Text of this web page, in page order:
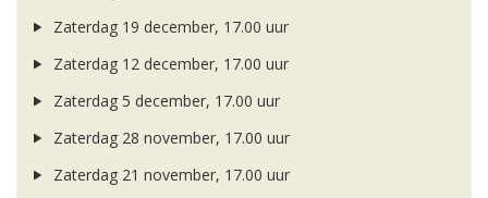
Zaterdag 19 december, 17.00 uur
Zaterdag 12 december, 17.00 uur
Zaterdag 5 december, 17.00 uur
Zaterdag 28 november, 17.00 uur
Zaterdag 21 november, 17.00 uur